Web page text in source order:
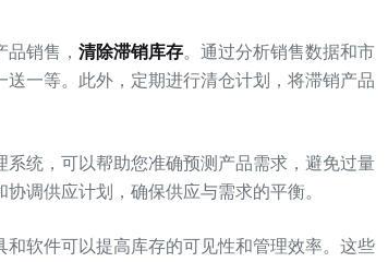
销售， 清除滞销库存。通过分析销售数据和市
一等。此外，定期进行清仓计划，将滞销产品
系统，可以帮助您准确预测产品需求，避免过量
调供应计划，确保供应与需求的平衡。
和软件可以提高库存的可见性和管理效率。这些